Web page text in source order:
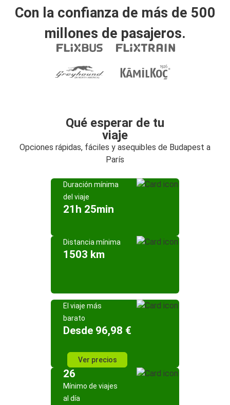
Con la confianza de más de 500
millones de pasajeros.
Qué esperar de tu
viaje
Opciones rápidas, fáciles y asequibles de Budapest a
París
Duración mínima
del viaje
21h 25min
Distancia mínima
1503 km
El viaje más
barato
Desde 96,98 €
Ver precios
26
Mínimo de viajes
al día